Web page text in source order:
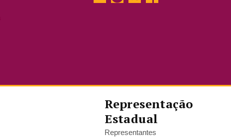
Representação
Estadual
Representantes